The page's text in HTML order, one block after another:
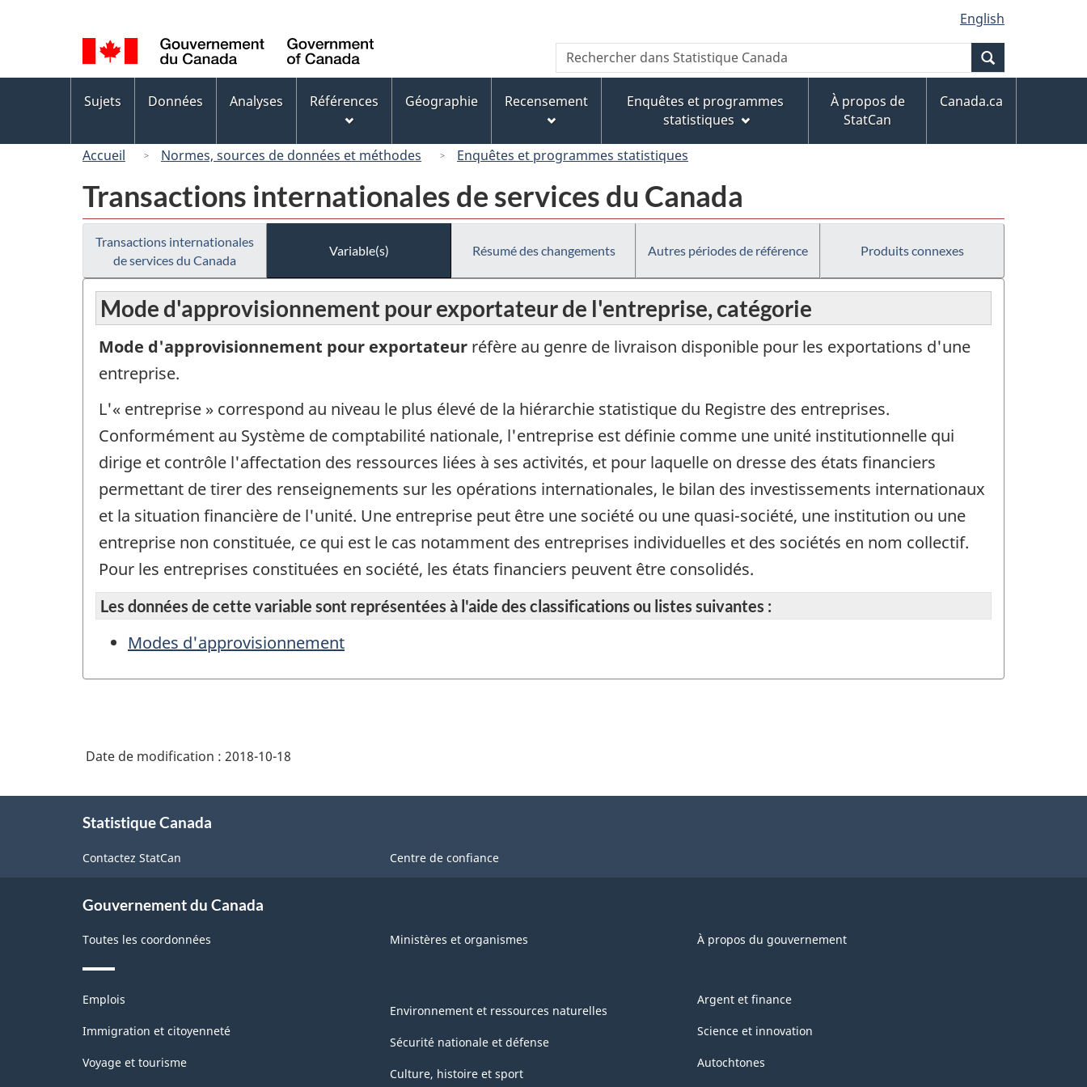
au
contenu
principal
« À
propos
de
ce
version
HTML
simplifiée
de
la
langue
English
Canada
Recherche
Rechercher
dans
Canada
des
Sujets Données Analyses Références Géographie Recensement
Enquêtes et programmes
statistiques
À propos de
StatCan
Canada.ca
Accueil Normes, sources de données et méthodes Enquêtes et programmes statistiques
Transactions internationales de services du Canada
Transactions internationales
de services du Canada
Variable(s) Résumé des changements Autres périodes de référence Produits connexes
Mode d'approvisionnement pour exportateur de l'entreprise, catégorie
Mode d'approvisionnement pour exportateur réfère au genre de livraison disponible pour les exportations d'une
entreprise.
L'« entreprise » correspond au niveau le plus élevé de la hiérarchie statistique du Registre des entreprises.
Conformément au Système de comptabilité nationale, l'entreprise est définie comme une unité institutionnelle qui
dirige et contrôle l'affectation des ressources liées à ses activités, et pour laquelle on dresse des états financiers
permettant de tirer des renseignements sur les opérations internationales, le bilan des investissements internationaux
et la situation financière de l'unité. Une entreprise peut être une société ou une quasi-société, une institution ou une
entreprise non constituée, ce qui est le cas notamment des entreprises individuelles et des sociétés en nom collectif.
Pour les entreprises constituées en société, les états financiers peuvent être consolidés.
Les données de cette variable sont représentées à l'aide des classifications ou listes suivantes :
Modes d'approvisionnement
Date de modification : 2018-10-18
Statistique Canada
Contactez StatCan Centre de confiance
Gouvernement du Canada
Toutes les coordonnées Ministères et organismes À propos du gouvernement
Thèmes
sujets
Emplois
Immigration et citoyenneté
Voyage et tourisme
Environnement et ressources naturelles
Sécurité nationale et défense
Culture, histoire et sport
Argent et finance
Science et innovation
Autochtones